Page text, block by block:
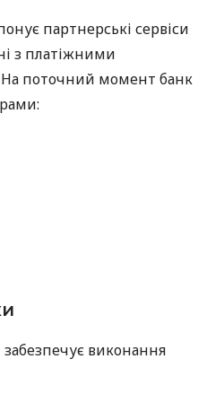
партнерські сервіси
з платіжними
поточний момент банк
виконання